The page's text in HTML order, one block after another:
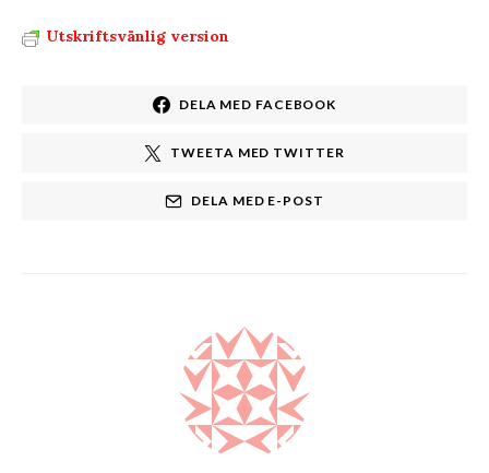
Utskriftsvänlig version
DELA MED FACEBOOK
TWEETA MED TWITTER
DELA MED E-POST